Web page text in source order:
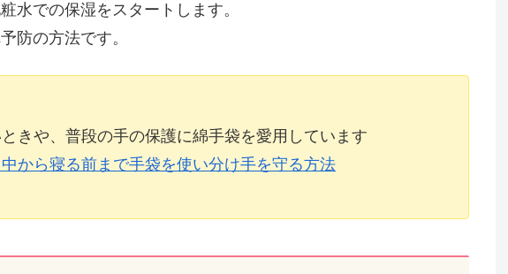
水での保湿をスタートします。
防の方法です。
きや、普段の手の保護に綿手袋を愛用しています
から寝る前まで手袋を使い分け手を守る方法